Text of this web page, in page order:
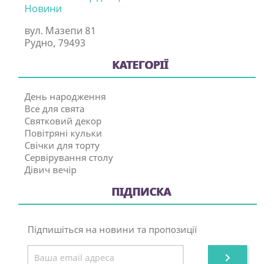
Новини
вул. Мазепи 81
Рудно, 79493
КАТЕГОРІЇ
День народження
Все для свята
Святковий декор
Повітряні кульки
Свічки для торту
Сервірування столу
Дівич вечір
ПІДПИСКА
Підпишіться на новини та пропозиції
